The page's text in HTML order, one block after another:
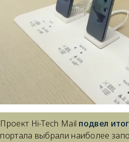
Проект Hi-Tech Mail подвел
портала выбрали наиболее